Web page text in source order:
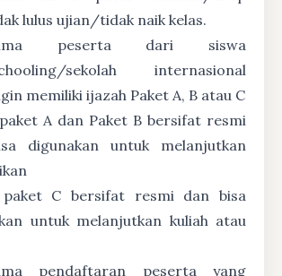
lulus ujian/tidak naik kelas.
peserta dari siswa
sekolah internasional
memiliki ijazah Paket A, B atau C
A dan Paket B bersifat resmi
digunakan untuk melanjutkan
C bersifat resmi dan bisa
untuk melanjutkan kuliah atau
pendaftaran peserta yang